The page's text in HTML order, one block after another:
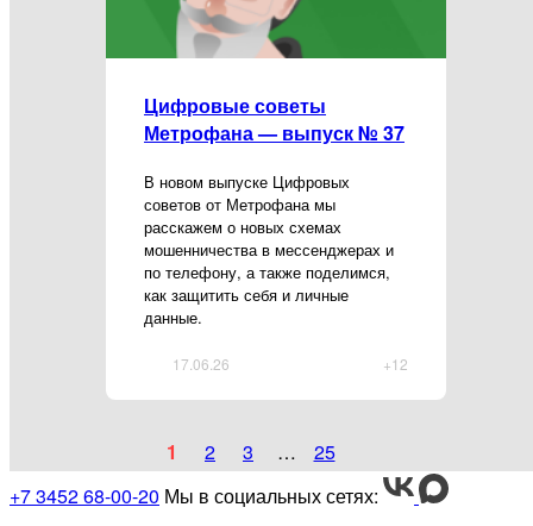
Цифровые советы
Метрофана — выпуск № 37
В новом выпуске Цифровых
советов от Метрофана мы
расскажем о новых схемах
мошенничества в мессенджерах и
по телефону, а также поделимся,
как защитить себя и личные
данные.
+12
17.06.26
1 2 3 …
25
+7 3452 68-00-20 Мы в социальных сетях: